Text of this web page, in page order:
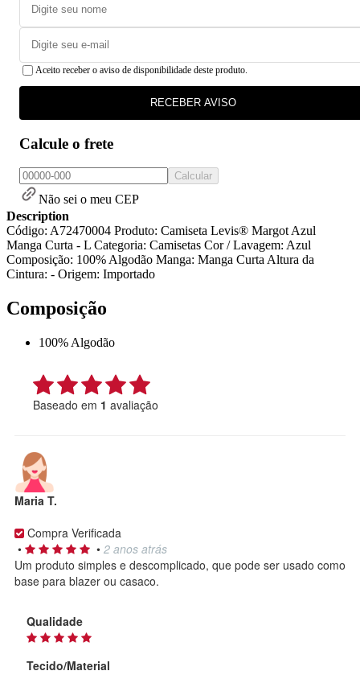
Aceito receber o aviso de disponibilidade deste produto.
RECEBER AVISO
Calcule o frete
Calcular
Não sei o meu CEP
Description
Código: A72470004 Produto: Camiseta Levis® Margot Azul
Manga Curta - L Categoria: Camisetas Cor / Lavagem: Azul
Composição: 100% Algodão Manga: Manga Curta Altura da
Cintura: - Origem: Importado
Composição
100% Algodão
Baseado em 1 avaliação
Maria T.
Compra Verificada
•
• 2 anos atrás
Um produto simples e descomplicado, que pode ser usado como
base para blazer ou casaco.
Qualidade
Tecido/Material